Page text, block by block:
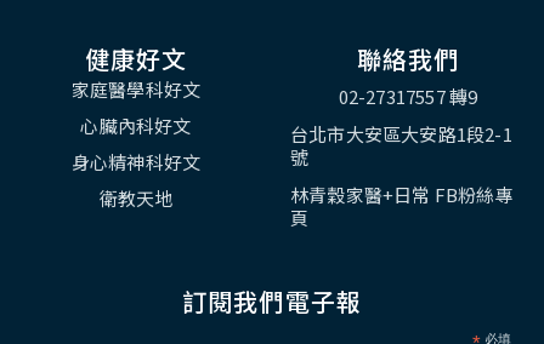
健康好文
家庭醫學科好文
心臟內科好文
身心精神科好文
衛教天地
聯絡我們
02-27317557 轉9
台北市大安區大安路1段2-1
號
林青穀家醫+日常 FB粉絲專
頁
訂閱我們電子報
必填